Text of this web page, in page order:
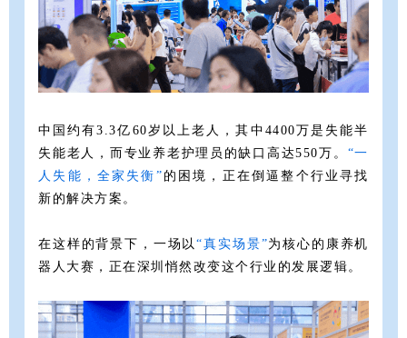
中国约有3.3亿60岁以上老人，其中4400万是失能半
失能老人，而专业养老护理员的缺口高达550万。 “一
人失能，全家失衡” 的困境，正在倒逼整个行业寻找
新的解决方案。
在这样的背景下，一场以“真实场 景”为核心的康养机
器人大赛，正在深圳悄然改变这个行业的发展逻辑。